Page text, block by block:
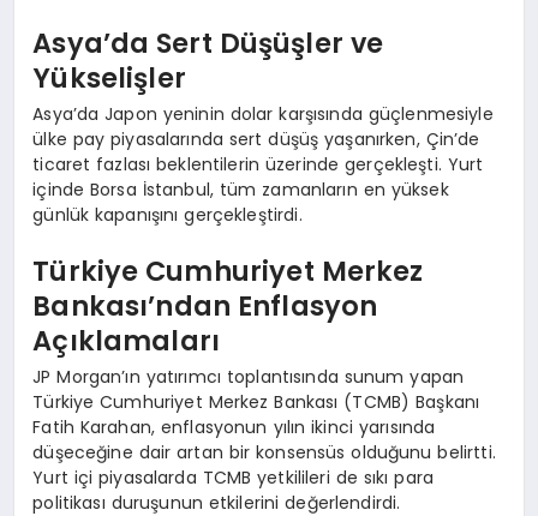
Asya’da Sert Düşüşler ve
Yükselişler
Asya’da Japon yeninin dolar karşısında güçlenmesiyle
ülke pay piyasalarında sert düşüş yaşanırken, Çin’de
ticaret fazlası beklentilerin üzerinde gerçekleşti. Yurt
içinde Borsa İstanbul, tüm zamanların en yüksek
günlük kapanışını gerçekleştirdi.
Türkiye Cumhuriyet Merkez
Bankası’ndan Enflasyon
Açıklamaları
JP Morgan’ın yatırımcı toplantısında sunum yapan
Türkiye Cumhuriyet Merkez Bankası (TCMB) Başkanı
Fatih Karahan, enflasyonun yılın ikinci yarısında
düşeceğine dair artan bir konsensüs olduğunu belirtti.
Yurt içi piyasalarda TCMB yetkilileri de sıkı para
politikası duruşunun etkilerini değerlendirdi.